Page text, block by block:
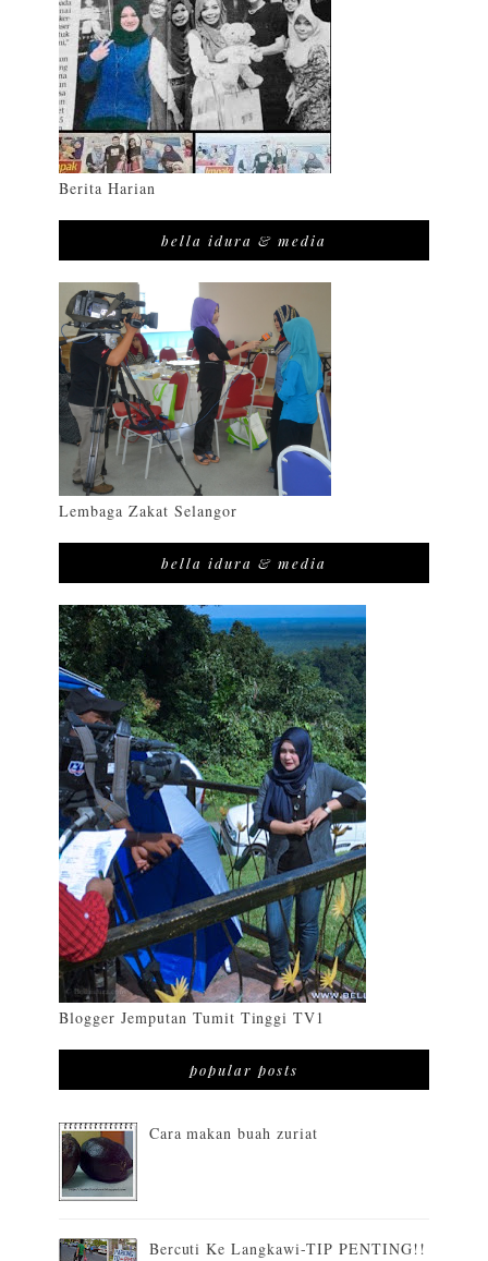
Berita Harian
bella idura & media
Lembaga Zakat Selangor
bella idura & media
Blogger Jemputan Tumit Tinggi TV1
popular posts
Cara makan buah zuriat
Bercuti Ke Langkawi-TIP PENTING!!